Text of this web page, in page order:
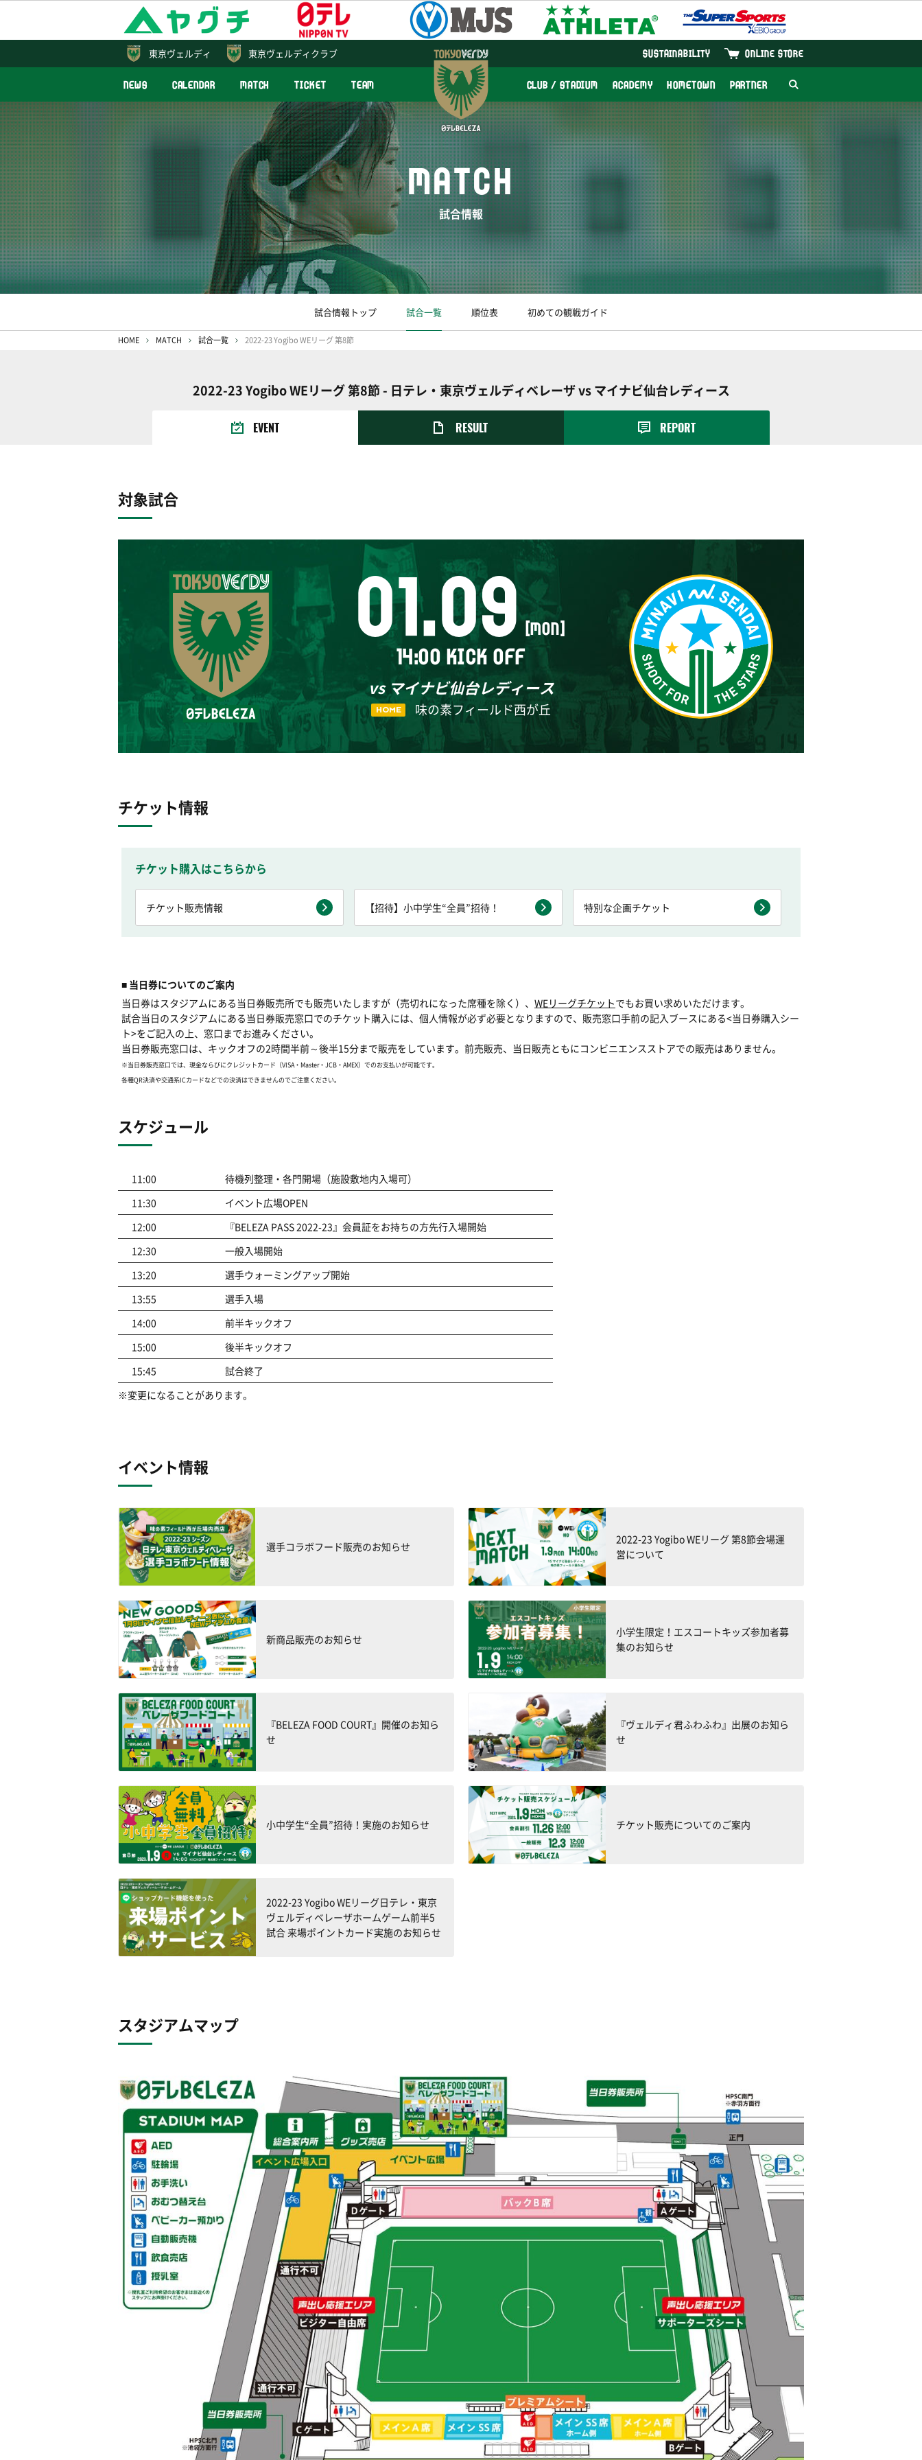
東京ヴェルディクラブ ONLINE STORE
SUSTAINABILITY
NEWS CALENDAR MATCH TICKET TEAM CLUB / STADIUM ACADEMY HOMETOWN PARTNER
東京ヴェルディ
MATCH
試合情報
試合情報トップ 試合一覧 順位表 初めての観戦ガイド
HOME MATCH 試合一覧 2022-23 Yogibo WEリーグ 第8節
2022-23 Yogibo WEリーグ 第8節 - 日テレ・東京ヴェルディベレーザ vs マイナビ仙台レディース
EVENT RESULT REPORT
対象試合
01.09 [MON]
14:00 KICK OFF
vs マイナビ仙台レディース
HOME 味の素フィールド西が丘
チケット情報
チケット購入はこちらから
チケット販売情報 【招待】小中学生“全員”招待！ 特別な企画チケット
■ 当日券についてのご案内
当日券はスタジアムにある当日券販売所でも販売いたしますが（売切れになった席種を除く）、 WEリーグチケットでもお買い求めいただけます。
試合当日のスタジアムにある当日券販売窓口でのチケット購入には、個人情報が必ず必要となりますので、販売窓口手前の記入ブースにある<当日券購入シー
ト>をご記入の上、窓口までお進みください。
当日券販売窓口は、キックオフの2時間半前～後半15分まで販売をしています。前売販売、当日販売ともにコンビニエンスストアでの販売はありません。
※当日券販売窓口では、現金ならびにクレジットカード（VISA・Master・JCB・AMEX）でのお支払いが可能です。
各種QR決済や交通系ICカードなどでの決済はできませんのでご注意ください。
スケジュール
11:00
待機列整理・各門開場（施設敷地内入場可）
11:30
イベント広場OPEN
12:00
『BELEZA PASS 2022-23』会員証をお持ちの方先行入場開始
12:30
一般入場開始
13:20
選手ウォーミングアップ開始
13:55
選手入場
14:00
前半キックオフ
15:00
後半キックオフ
15:45
試合終了
※変更になることがあります。
イベント情報
選手コラボフード販売のお知らせ
2022-23 Yogibo WEリーグ 第8節会場運
営について
新商品販売のお知らせ
小学生限定！エスコートキッズ参加者募
集のお知らせ
『BELEZA FOOD COURT』開催のお知ら
せ
『ヴェルディ君ふわふわ』出展のお知ら
せ
小中学生“全員”招待！実施のお知らせ チケット販売についてのご案内
2022-23 Yogibo WEリーグ日テレ・東京
ヴェルディベレーザホームゲーム前半5
試合 来場ポイントカード実施のお知らせ
スタジアムマップ